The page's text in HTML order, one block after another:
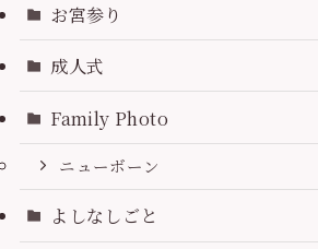
お宮参り
成人式
Family Photo
ニューボーン
よしなしごと